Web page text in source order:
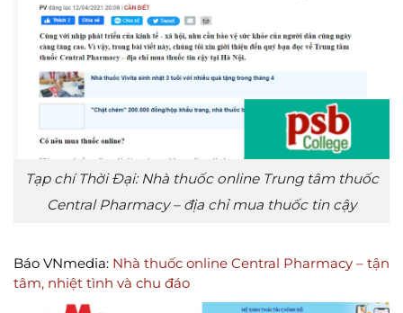
Tạp chí Thời Đại: Nhà thuốc online Trung tâm thuốc
Central Pharmacy – địa chỉ mua thuốc tin cậy
Báo VNmedia: Nhà thuốc online Central Pharmacy – tận
tâm, nhiệt tình và chu đáo